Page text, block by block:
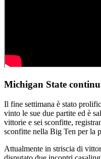
Michigan State
Il fine settimana è stato
vinto le sue due partite ed è
vittorie e sei sconfitte,
sconfitte nella Big Ten per la
Attualmente in striscia di